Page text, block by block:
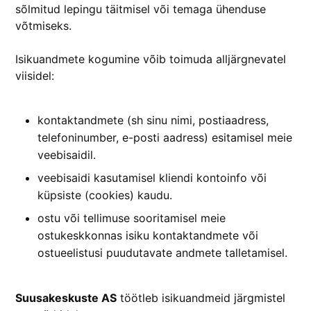
sõlmitud lepingu täitmisel või temaga ühenduse
võtmiseks.
Isikuandmete kogumine võib toimuda alljärgnevatel
viisidel:
kontaktandmete (sh sinu nimi, postiaadress,
telefoninumber, e-posti aadress) esitamisel meie
veebisaidil.
veebisaidi kasutamisel kliendi kontoinfo või
küpsiste (cookies) kaudu.
ostu või tellimuse sooritamisel meie
ostukeskkonnas isiku kontaktandmete või
ostueelistusi puudutavate andmete talletamisel.
Suusakeskuste AS töötleb isikuandmeid järgmistel